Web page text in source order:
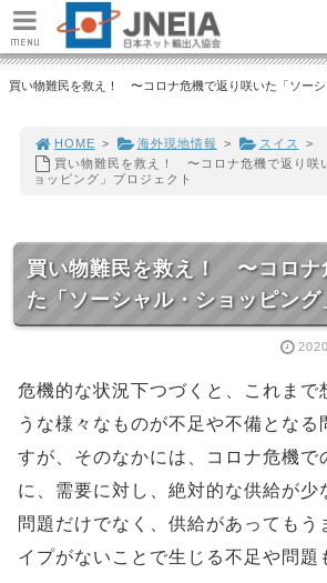
買い物難民を救え！ 〜コロナ危機で返り咲いた「ソー
HOME > 海外現地情報 > スイス
>
買い物難民を救え！ 〜コロナ危機で返り咲
ョッピング」プロジェクト
買い物難民を救え！ 〜コロナ
た「ソーシャル・ショッピング
危機的な状況下つづくと、これまで
うな様々なものが不足や不備となる
すが、そのなかには、コロナ危機で
に、需要に対し、絶対的な供給が少
問題だけでなく、供給があってもう
イプがないことで生じる不足や問題
MENU